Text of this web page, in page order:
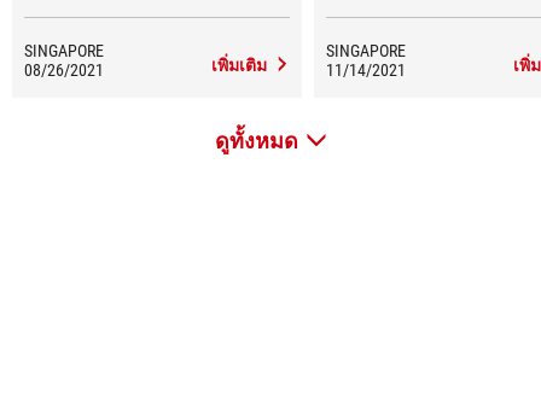
and received excellent feedback.
SINGAPORE
08/26/2021
เพิ่มเติม
lightweight gaming
SINGAPORE
11/14/2021
เพิ่
ดูทั้งหมด